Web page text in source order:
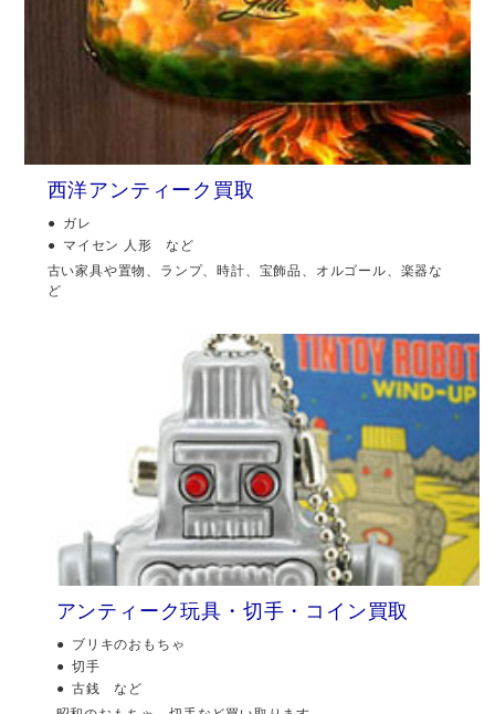
西洋アンティーク買取
ガレ
マイセン 人形 など
古い家具や置物、ランプ、時計、宝飾品、オルゴール、楽器な
ど
アンティーク玩具・切手・コイン買取
ブリキのおもちゃ
切手
古銭 など